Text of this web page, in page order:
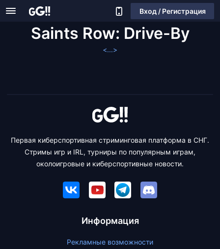
Вход / Регистрация
Saints Row: Drive-By
<...>
Первая киберспортивная стриминговая платформа в СНГ.
Стримы игр и IRL, турниры по популярным играм,
околоигровые и киберспортивные новости.
Информация
Рекламные возможности